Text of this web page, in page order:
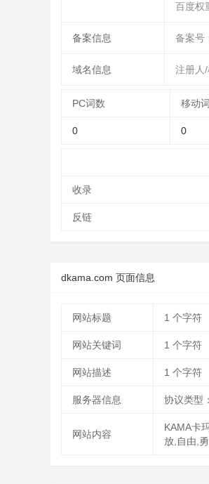
百度权
备案信息 备案号
域名信息 注册人/
PC词数 移动
0 0
收录
反链
dkama.com 页面信息
网站标题 1 个字符
网站关键词 1 个字符
网站描述 1 个字符
服务器信息 协议类型
网站内容
KAMA卡
放,自由,